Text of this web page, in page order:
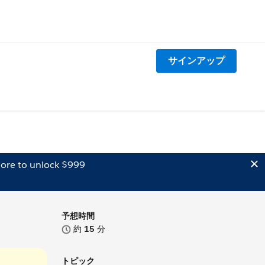
サインアップ
to unlock $999
予想時間
約 15 分
トピック